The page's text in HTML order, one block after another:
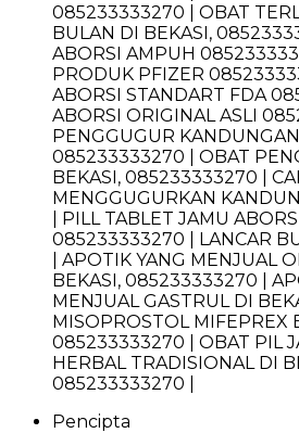
085233333270 | OBAT
BULAN DI BEKASI,
ABORSI AMPUH
PRODUK PFIZER
ABORSI STANDART FDA
ABORSI ORIGINAL ASLI
PENGGUGUR
085233333270 | OBAT
BEKASI, 085233333270 |
MENGGUGURKAN
| PILL TABLET JAMU
085233333270 | LANCAR
| APOTIK YANG MENJUAL
BEKASI, 085233333270 |
MENJUAL GASTRUL DI
MISOPROSTOL MIFEPREX
085233333270 | OBAT PIL
HERBAL TRADISIONAL DI
085233333270 |
Pencipta